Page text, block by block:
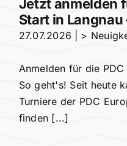
Jetzt anmelden
Start in Langnau
27.07.2026 >
Anmelden für die
So geht's! Seit heute
Turniere der PDC
finden [...]